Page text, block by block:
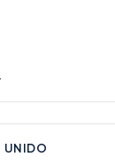
UNIDO